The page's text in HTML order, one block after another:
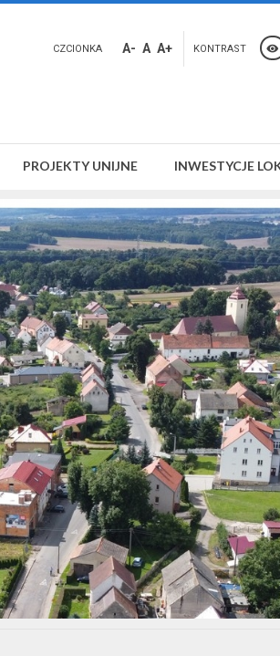
CZCIONKA A- A A+ KONTRAST
PROJEKTY UNIJNE INWESTYCJE